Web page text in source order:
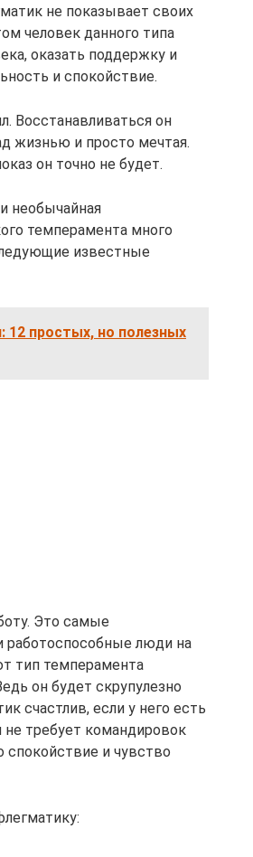
не показывает своих
человек данного типа
оказать поддержку и
и спокойствие.
Восстанавливаться он
жизнью и просто мечтая.
он точно не будет.
необычайная
темперамента много
известные
12 простых, но полезных
Это самые
работоспособные люди на
тип темперамента
он будет скрупулезно
счастлив, если у него есть
не требует командировок
спокойствие и чувство